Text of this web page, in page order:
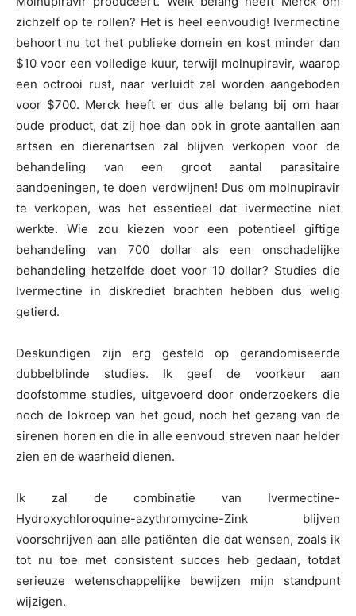
zichzelf op te rollen? Het is heel eenvoudig! Ivermectine
behoort nu tot het publieke domein en kost minder dan
$10 voor een volledige kuur, terwijl molnupiravir, waarop
een octrooi rust, naar verluidt zal worden aangeboden
voor $700. Merck heeft er dus alle belang bij om haar
oude product, dat zij hoe dan ook in grote aantallen aan
artsen en dierenartsen zal blijven verkopen voor de
behandeling van een groot aantal parasitaire
aandoeningen, te doen verdwijnen! Dus om molnupiravir
te verkopen, was het essentieel dat ivermectine niet
werkte. Wie zou kiezen voor een potentieel giftige
behandeling van 700 dollar als een onschadelijke
behandeling hetzelfde doet voor 10 dollar? Studies die
Ivermectine in diskrediet brachten hebben dus welig
getierd.
Deskundigen zijn erg gesteld op gerandomiseerde
dubbelblinde studies. Ik geef de voorkeur aan
doofstomme studies, uitgevoerd door onderzoekers die
noch de lokroep van het goud, noch het gezang van de
sirenen horen en die in alle eenvoud streven naar helder
zien en de waarheid dienen.
Ik zal de combinatie van Ivermectine-
Hydroxychloroquine-azythromycine-Zink blijven
voorschrijven aan alle patiënten die dat wensen, zoals ik
tot nu toe met consistent succes heb gedaan, totdat
serieuze wetenschappelijke bewijzen mijn standpunt
wijzigen.